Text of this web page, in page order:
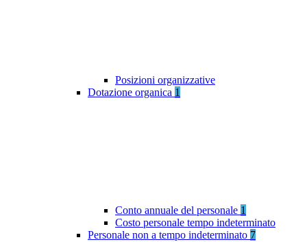
Posizioni organizzative
Dotazione organica 1
Conto annuale del personale 1
Costo personale tempo indeterminato
Personale non a tempo indeterminato 7